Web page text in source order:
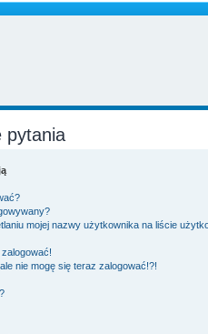
pytania
mojej nazwy użytkownika na liście
nie mogę się teraz zalogować!?!